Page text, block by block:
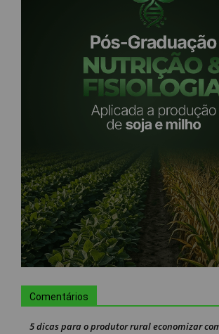
Comentários
5 dicas para o produtor rural economizar